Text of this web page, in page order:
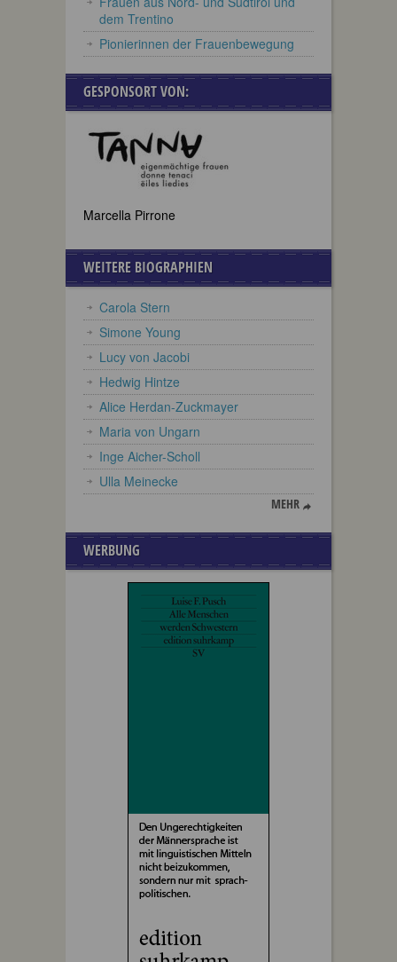
dem Trentino
Pionierinnen der Frauenbewegung
GESPONSORT VON:
Marcella Pirrone
WEITERE BIOGRAPHIEN
Carola Stern
Simone Young
Lucy von Jacobi
Hedwig Hintze
Alice Herdan-Zuckmayer
Maria von Ungarn
Inge Aicher-Scholl
Ulla Meinecke
MEHR
WERBUNG